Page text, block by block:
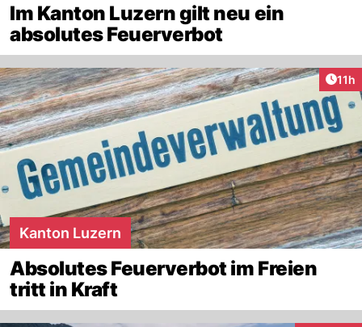
Im Kanton Luzern gilt neu ein
absolutes Feuerverbot
11h
Kanton Luzern
Absolutes Feuerverbot im Freien
tritt in Kraft